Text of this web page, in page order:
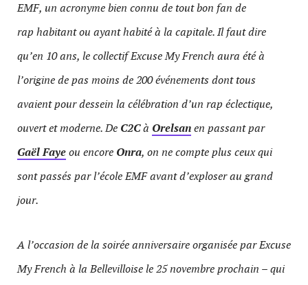
EMF, un acronyme bien connu de tout bon fan de
rap habitant ou ayant habité à la capitale. Il faut dire
qu’en 10 ans, le collectif Excuse My French aura été à
l’origine de pas moins de 200 événements dont tous
avaient pour dessein la célébration d’un rap éclectique,
ouvert et moderne. De C2Cà Orelsanen passant par
Gaël Fayeou encore Onra, on ne compte plus ceux qui
sont passés par l’école EMF avant d’exploser au grand
jour.
A l’occasion de la soirée anniversaire organisée par Excuse
My French à la Bellevilloise le 25 novembre prochain – qui